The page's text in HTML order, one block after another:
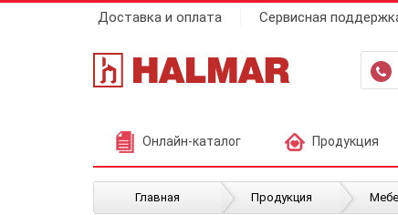
Доставка и оплата Сервисная
Онлайн-каталог Продукция
Главная Продукция